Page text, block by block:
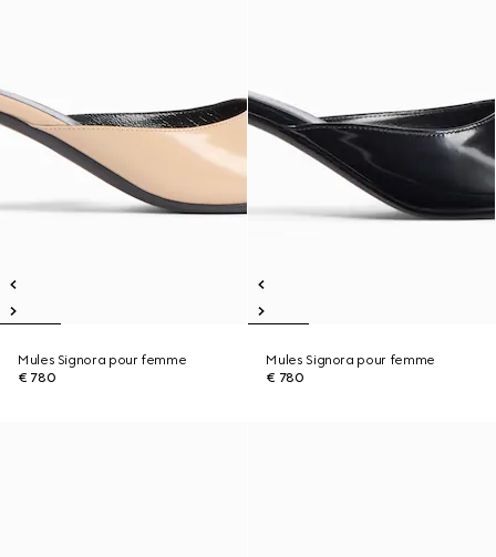
Mules Signora pour femme
€ 780
Mules Signora pour femme
€ 780